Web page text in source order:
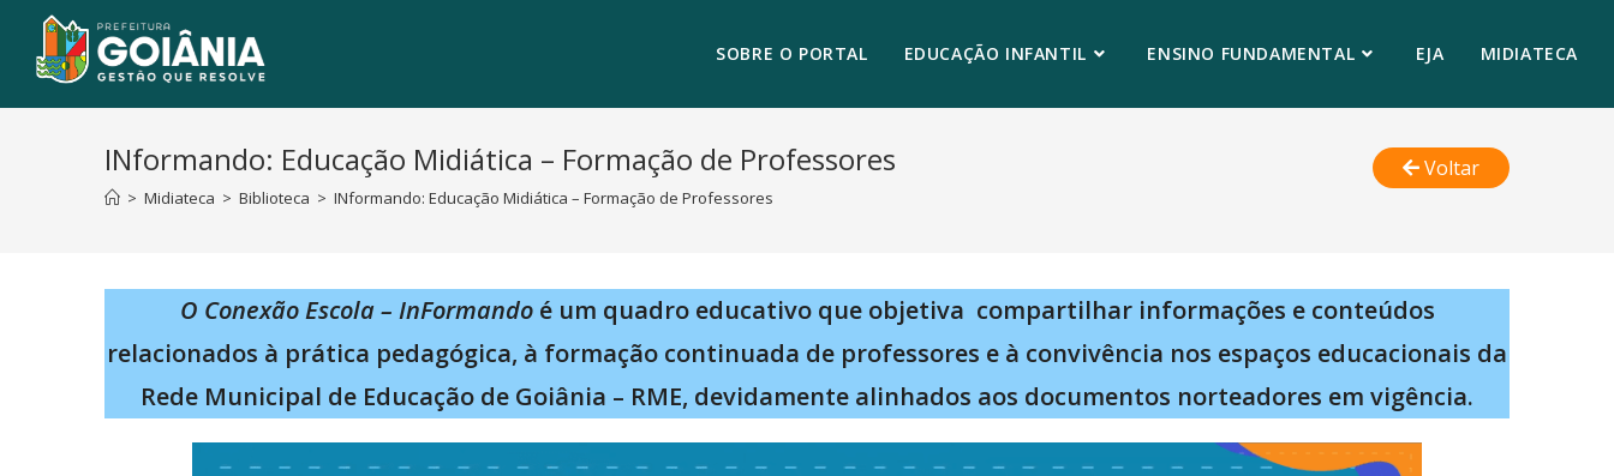
SOBRE O PORTAL EDUCAÇÃO INFANTIL ENSINO FUNDAMENTAL EJA MIDIATECA
INformando: Educação Midiática – Formação de Professores
> Midiateca > Biblioteca > INformando: Educação Midiática – Formação de Professores
Voltar
O Conexão Escola – InFormandoé um quadro educativo que objetiva compartilhar informações e conteúdos
relacionados à prática pedagógica, à formação continuada de professores e à convivência nos espaços educacionais da
Rede Municipal de Educação de Goiânia – RME, devidamente alinhados aos documentos norteadores em vigência.